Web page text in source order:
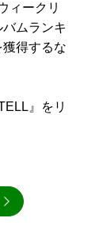
ィークリ
ムランキ
得するな
』をリ